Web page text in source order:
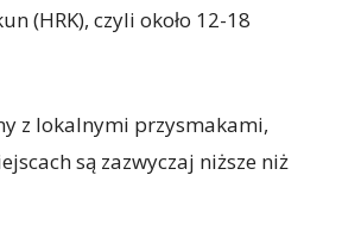
(HRK), czyli około 12-18
z lokalnymi przysmakami,
są zazwyczaj niższe niż